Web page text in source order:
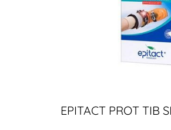
EPITACT PROT TIB